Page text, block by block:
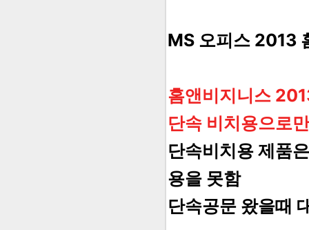
MS 오피스 2013
홈앤비지니스
단속 비치용으로
단속비치용 제품
용을 못함
단속공문 왔을때